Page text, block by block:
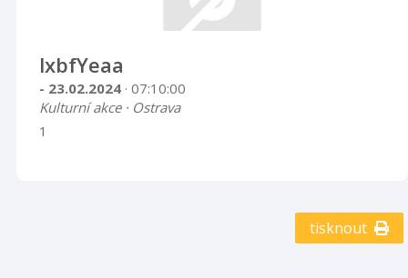
lxbfYeaa
- 23.02.2024 · 07:10:00
Kulturní akce · Ostrava
1
tisknout